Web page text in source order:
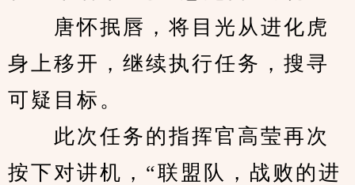
唐怀抿唇，将目光从进化虎
身上移开，继续执行任务，搜寻
可疑目标。
此次任务的指挥官高莹再次
按下对讲机，“联盟队，战败的进